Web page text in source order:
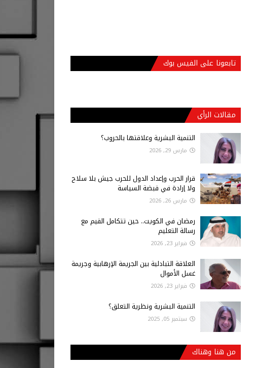
تابعونا على الفيس بوك
مقالات الرأي
التنمية البشرية وعلاقتها بالحروب؟
مارس 29, 2026
قرار الحرب وإعداد الدول للحرب جيش بلا سلاح
ولا إرادة في قبضة السياسة
مارس 26, 2026
رمضان في الكويت.. حين تتكامل القيم مع
رسالة التعليم
فبراير 23, 2026
العلاقة التبادلية بين الجريمة الإرهابية وجريمة
غسل الأموال
فبراير 23, 2026
التنمية البشرية ونظرية التعلق؟
سبتمبر 05, 2025
من هنا وهناك